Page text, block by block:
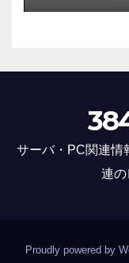
サーバ・PC関連情
連の
Proudly powered by